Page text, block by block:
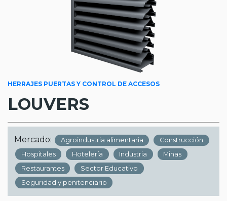
HERRAJES PUERTAS Y CONTROL DE ACCESOS
LOUVERS
Mercado: Agroindustria alimentaria
Construcción
Hospitales
Hotelería Industria
Minas
Restaurantes
Sector Educativo
Seguridad y penitenciario